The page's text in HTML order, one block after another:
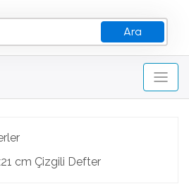
Ara
cm Çizgili Defter